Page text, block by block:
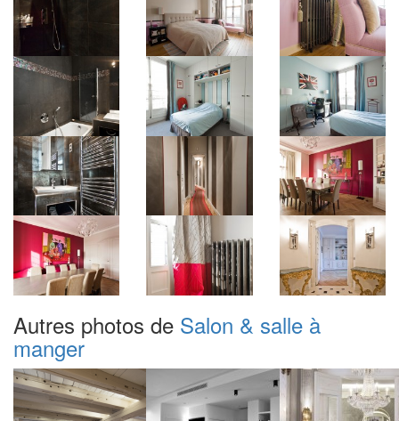
Autres photos de Salon & salle à
manger